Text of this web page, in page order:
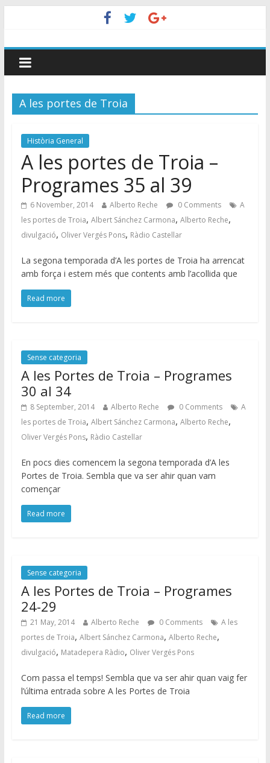
A les portes de Troia
Història General
A les portes de Troia –
Programes 35 al 39
6 November, 2014 Alberto Reche 0 Comments
A
les portes de Troia, Albert Sánchez Carmona, Alberto Reche,
divulgació, Oliver Vergés Pons, Ràdio Castellar
La segona temporada d’A les portes de Troia ha arrencat
amb força i estem més que contents amb l’acollida que
Read more
Sense categoria
A les Portes de Troia – Programes
30 al 34
8 September, 2014 Alberto Reche 0 Comments
A
les portes de Troia, Albert Sánchez Carmona, Alberto Reche,
Oliver Vergés Pons, Ràdio Castellar
En pocs dies comencem la segona temporada d’A les
Portes de Troia. Sembla que va ser ahir quan vam
començar
Read more
Sense categoria
A les Portes de Troia – Programes
24-29
21 May, 2014 Alberto Reche 0 Comments
A les
portes de Troia, Albert Sánchez Carmona, Alberto Reche,
divulgació, Matadepera Ràdio, Oliver Vergés Pons
Com passa el temps! Sembla que va ser ahir quan vaig fer
l’última entrada sobre A les Portes de Troia
Read more